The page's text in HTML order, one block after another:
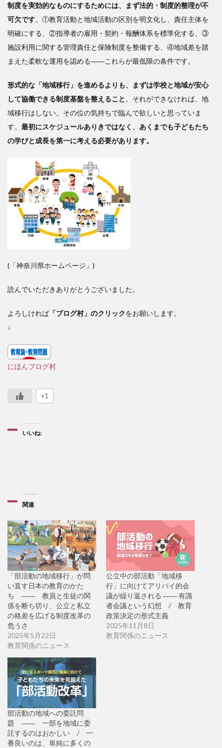
制度を実効的なものにするためには、まず法的・制度的整理が不
可欠です。①教育活動と地域活動の区別を明文化し、責任主体を
明確にする、②指導者の雇用・契約・報酬体系を標準化する、③
施設利用に関する管理責任と保険制度を整備する、④地域差を踏
まえた柔軟な運用を認める――これらが最低限の条件です。
形式的な「地域移行」を進めるよりも、まずは学校と地域が安心
して協働できる制度基盤を整えること 。それができなければ、地
域移行はしない。その位の気持ちで臨んで欲しいと思っていま
す。 最初にスケジュールありきではなく、あくまでも子どもたち
の学びと成長を第一に考える必要があります。
(「神奈川県ホームページ」)
読んでいただきありがとうございました。
よろしければ 「ブログ村」のクリックをお願いします。
↓
にほんブログ村
+1
いいね:
関連
「部活動の地域移行」が問
い直す日本の教育のかた
ち ―― 教員と生徒の関
係を断ち切り、公立と私立
の格差を広げる制度改革の
危うさ
2025年5月22日
教育関係のニュース
公立中の部活動「地域移
行」に向けてアリバイ的会
議が繰り返される ―― 有識
者会議という幻想 / 教育
政策決定の形式主義
2025年11月8日
教育関係のニュース
部活動の地域への委託問
題 ―― 一部を地域に委
託するのはおかしい / 一
番良いのは、単純に多くの